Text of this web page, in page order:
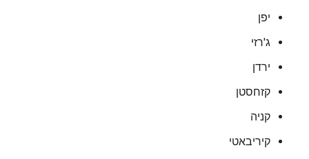
יפן
ג'רזי
ירדן
קזחסטן
קניה
קיריבאטי